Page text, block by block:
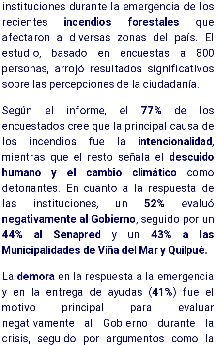
instituciones durante la emergencia de los
recientes incendios forestales que
afectaron a diversas zonas del país. El
estudio, basado en encuestas a 800
personas, arrojó resultados significativos
sobre las percepciones de la ciudadanía.
​Según el informe, el 77% de los
encuestados cree que la principal causa de
los incendios fue la intencionalidad,
mientras que el resto señala el descuido
humano y el cambio climático como
detonantes. En cuanto a la respuesta de
las instituciones, un 52% evaluó
negativamente al Gobierno, seguido por un
44% al Senapredy un 43% a las
Municipalidades de Viña del Mar y Quilpué.
​La demora en la respuesta a la emergencia
y en la entrega de ayudas (41%) fue el
motivo principal para evaluar
negativamente al Gobierno durante la
crisis, seguido por argumentos como la